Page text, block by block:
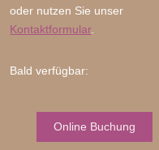
oder nutzen Sie unser
Kontaktformular.
Bald verfügbar:
Online Buchung